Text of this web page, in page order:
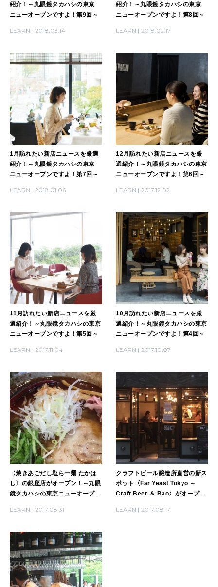
MAGAZINE
2026年8月号『お茶の時間です。』
2026年7月号「鎌倉 ローカルが 教えてくれた 本当の歩き方。」
2026年6月号「大銀座 トレンドが生まれる 新しい一流店へ。」
2026年5月号「“大好き”に出会いに。韓国」
2026年4月号「未来をつくる、学びの教科書。」
2026年1月号「猫がいれば、幸せ」
2025年12月号「お酒の新常識。」
MAGAZINE MOOK
FOLLOW US!
紹介！～丸眼鏡タカハシの東京
ニューオープンですよ！第9回～
LEARN 2018.03.14
紹介！～丸眼鏡タカハシの東京
ニューオープンですよ！第8回～
LEARN 2018.02.17
1月訪れたい新店ニュースを厳選
紹介！～丸眼鏡タカハシの東京
ニューオープンですよ！第7回～
LEARN 2018.01.06
12月訪れたい新店ニュースを厳
選紹介！～丸眼鏡タカハシの東京
ニューオープンですよ！第6回～
LEARN 2017.12.02
11月訪れたい新店ニュースを厳
選紹介！～丸眼鏡タカハシの東京
ニューオープンですよ！第5回～
LEARN 2017.11.04
10月訪れたい新店ニュースを厳
選紹介！～丸眼鏡タカハシの東京
ニューオープンですよ！第4回～
LEARN 2017.10.07
〈焼きあごだし塩らー麺 たかは
し〉の銀座店がオープン！～丸眼
鏡タカハシの東京ニューオープン
LEARN 2017.08.31
クラフトビール醸造所直営の新ス
ポット〈Far Yeast Tokyo ～
Craft Beer ＆ Bao〉がオープ
LEARN 2017.08.17